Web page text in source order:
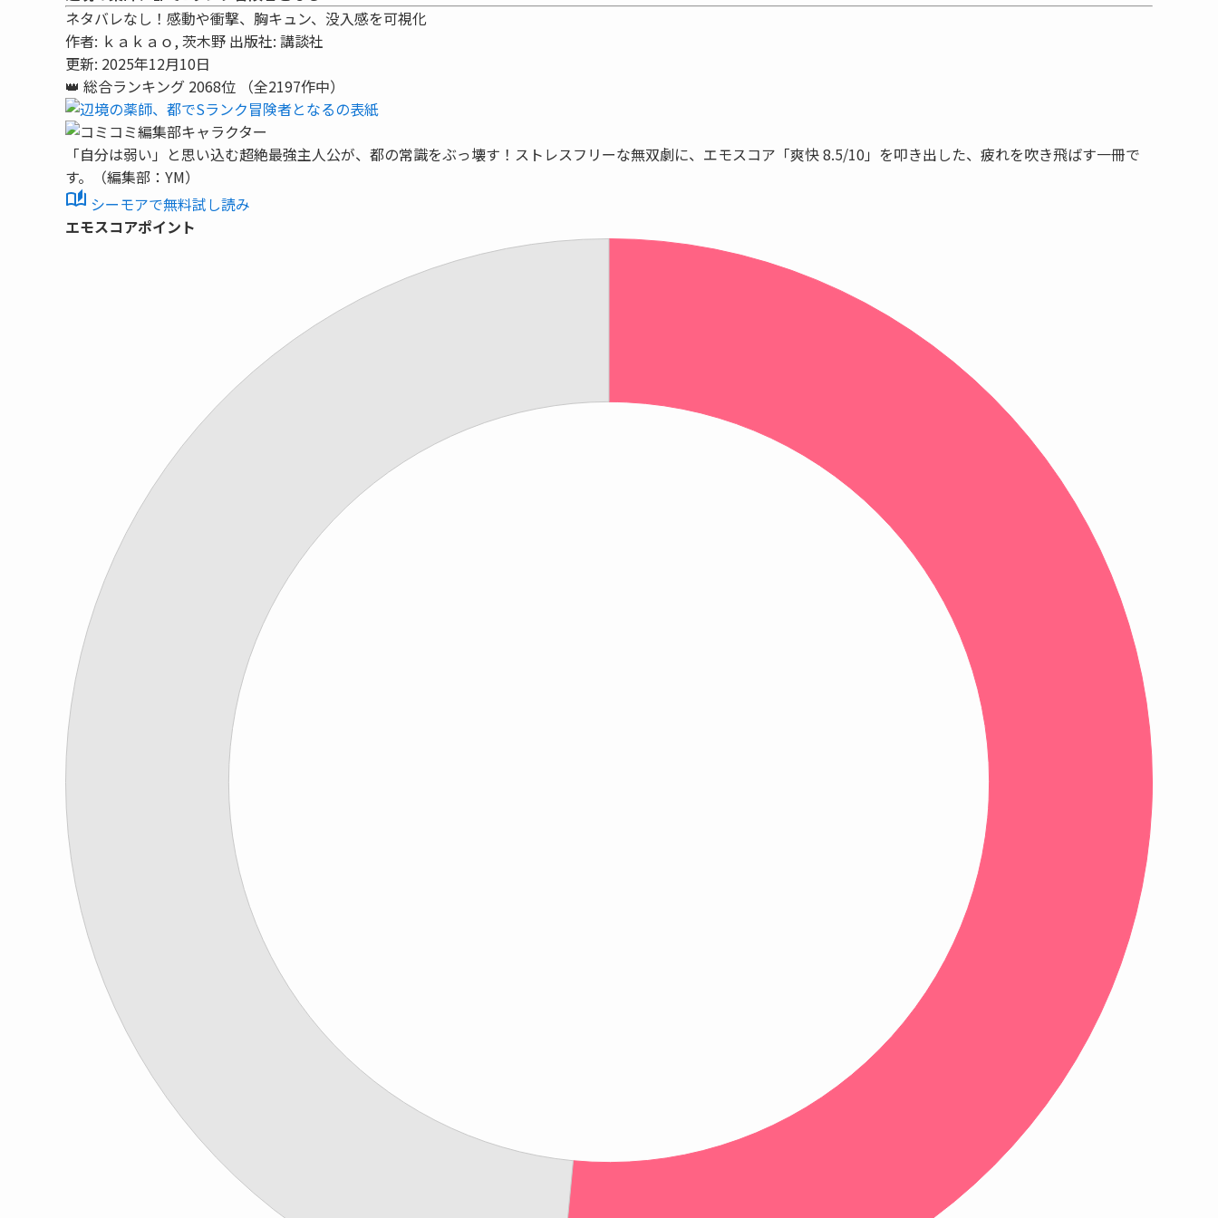
ネタバレなし！感動や衝撃、胸キュン、没入感を可視化
作者: ｋａｋａｏ, 茨木野 出版社: 講談社
更新: 2025年12月10日
👑 総合ランキング 2068位 （全2197作中）
「自分は弱い」と思い込む超絶最強主人公が、都の常識をぶっ壊す！ストレスフリーな無双劇に、 エモスコア「爽快 8.5/10」 を叩き出した、疲れを吹き飛ばす一冊で
す。（編集部：YM）
auto_stories シーモアで無料試し読み
エモスコアポイント